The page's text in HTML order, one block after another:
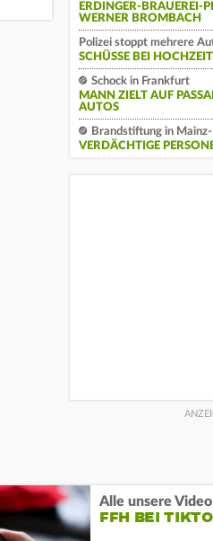
ERDINGER-BRAUEREI-
WERNER BROMBACH
Polizei stoppt mehrere
SCHÜSSE BEI
Schock in Frankfurt
MANN ZIELT AUF
AUTOS
Brandstiftung in
VERDÄCHTIGE
Alle unsere Video
FFH BEI